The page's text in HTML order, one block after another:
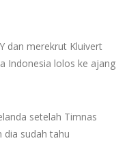
dan merekrut Kluivert
Indonesia lolos ke ajang
setelah Timnas
dia sudah tahu